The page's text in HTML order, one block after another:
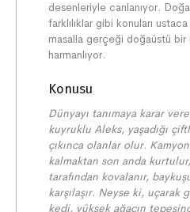
desenleriyle canlanıyor.
farklılıklar gibi konuları
masalla gerçeği doğaüstü bir
harmanlıyor.
Konusu
Dünyayı tanımaya karar
kuyruklu Aleks, yaşadığı
çıkınca olanlar olur.
kalmaktan son anda
tarafından kovalanır,
karşılaşır. Neyse ki, uçarak
kedi, yüksek ağacın